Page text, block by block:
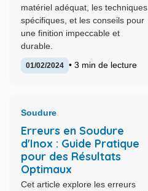
matériel adéquat, les techniques
spécifiques, et les conseils pour
une finition impeccable et
durable.
01/02/2024 • 3 min de lecture
Soudure
Erreurs en Soudure
d'Inox : Guide Pratique
pour des Résultats
Optimaux
Cet article explore les erreurs